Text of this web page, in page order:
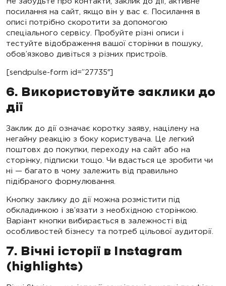
посилання на сайт, якщо він у вас є. Посилання в
описі потрібно скоротити за допомогою
спеціального сервісу. Пробуйте різні описи і
тестуйте відображення вашої сторінки в пошуку,
обов’язково дивіться з різних пристроїв.
[sendpulse-form id=”27735″]
6. Використовуйте заклики до
дії
Заклик до дії означає коротку заяву, націлену на
негайну реакцію з боку користувача. Це легкий
поштовх до покупки, переходу на сайт або на
сторінку, підписки тощо. Чи вдасться це зробити чи
ні — багато в чому залежить від правильно
підібраного формулювання.
Кнопку заклику до дії можна розмістити під
обкладинкою і зв’язати з необхідною сторінкою.
Варіант кнопки вибирається в залежності від
особливостей бізнесу та потреб цільової аудиторії.
7. Вічні історії в Instagram
(highlights)